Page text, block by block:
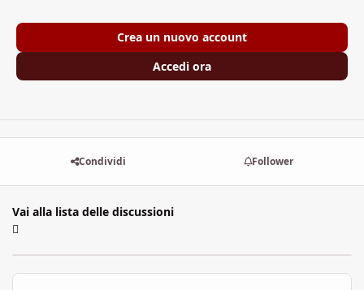
Crea un nuovo account
Accedi ora
Condividi Follower
Vai alla lista delle discussioni